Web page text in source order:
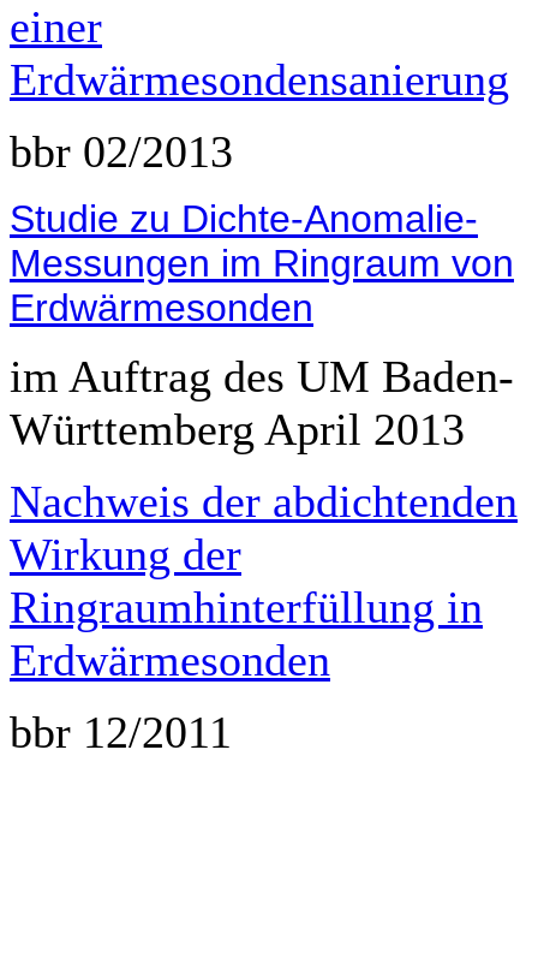
einer
Erdwärmesondensanierung
bbr 02/2013
Studie zu Dichte-Anomalie-
Messungen im Ringraum von
Erdwärmesonden
im Auftrag des UM Baden-
Württemberg April 2013
Nachweis der abdichtenden
Wirkung der
Ringraumhinterfüllung in
Erdwärmesonden
bbr 12/2011